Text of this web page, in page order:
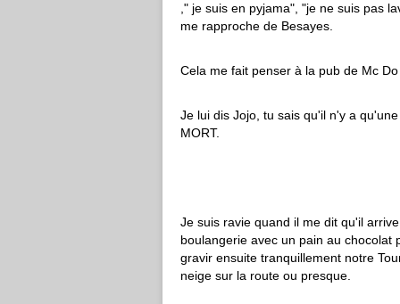
," je suis en pyjama", "je ne suis pas
me rapproche de Besayes.
Cela me fait penser à la pub de Mc
Je lui dis Jojo, tu sais qu'il n'y a
MORT.
Je suis ravie quand il me dit qu'il
boulangerie avec un pain au
gravir ensuite tranquillement notre
neige sur la route ou presque.